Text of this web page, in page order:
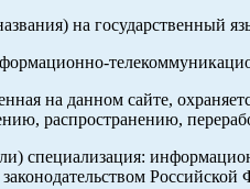
на государственный
на данном сайте,
распространению,
специализация: